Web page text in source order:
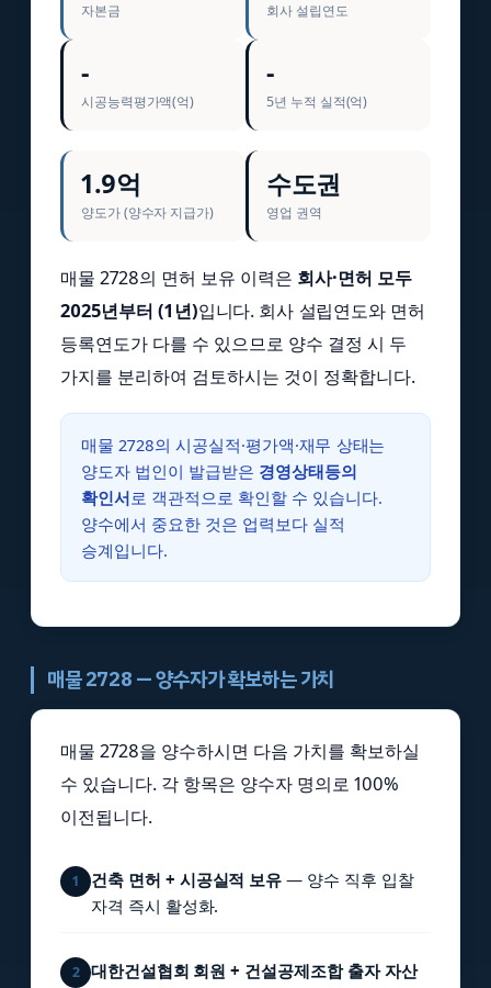
자본금 회사 설립연도
-
시공능력평가액(억)
-
5년 누적 실적(억)
1.9억
양도가 (양수자 지급가)
수도권
영업 권역
매물 2728의 면허 보유 이력은 회사·면허 모두
2025년부터 (1년)입니다. 회사 설립연도와 면허
등록연도가 다를 수 있으므로 양수 결정 시 두
가지를 분리하여 검토하시는 것이 정확합니다.
매물 2728의 시공실적·평가액·재무 상태는
양도자 법인이 발급받은 경영상태등의
확인서로 객관적으로 확인할 수 있습니다.
양수에서 중요한 것은 업력보다 실적
승계입니다.
매물 2728 — 양수자가 확보하는 가치
매물 2728을 양수하시면 다음 가치를 확보하실
수 있습니다. 각 항목은 양수자 명의로 100%
이전됩니다.
1 건축 면허 + 시공실적 보유 — 양수 직후 입찰
자격 즉시 활성화.
2
대한건설협회 회원 + 건설공제조합 출자 자산